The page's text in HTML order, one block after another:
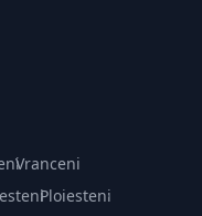
·Vranceni
·Ploiesteni·